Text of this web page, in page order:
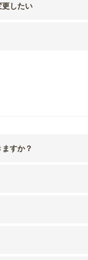
したい
すか？